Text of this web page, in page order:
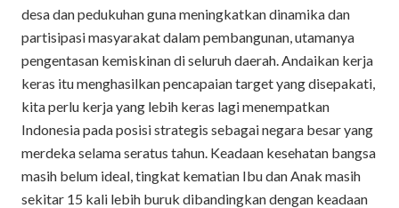
desa dan pedukuhan guna meningkatkan dinamika dan
partisipasi masyarakat dalam pembangunan, utamanya
pengentasan kemiskinan di seluruh daerah. Andaikan kerja
keras itu menghasilkan pencapaian target yang disepakati,
kita perlu kerja yang lebih keras lagi menempatkan
Indonesia pada posisi strategis sebagai negara besar yang
merdeka selama seratus tahun. Keadaan kesehatan bangsa
masih belum ideal, tingkat kematian Ibu dan Anak masih
sekitar 15 kali lebih buruk dibandingkan dengan keadaan